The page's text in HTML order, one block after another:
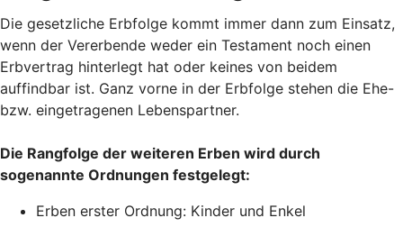
Die gesetzliche Erbfolge kommt immer dann zum Einsatz,
wenn der Vererbende weder ein Testament noch einen
Erbvertrag hinterlegt hat oder keines von beidem
auffindbar ist. Ganz vorne in der Erbfolge stehen die Ehe-
bzw. eingetragenen Lebenspartner.
Die Rangfolge der weiteren Erben wird durch
sogenannte Ordnungen festgelegt:
Erben erster Ordnung: Kinder und Enkel